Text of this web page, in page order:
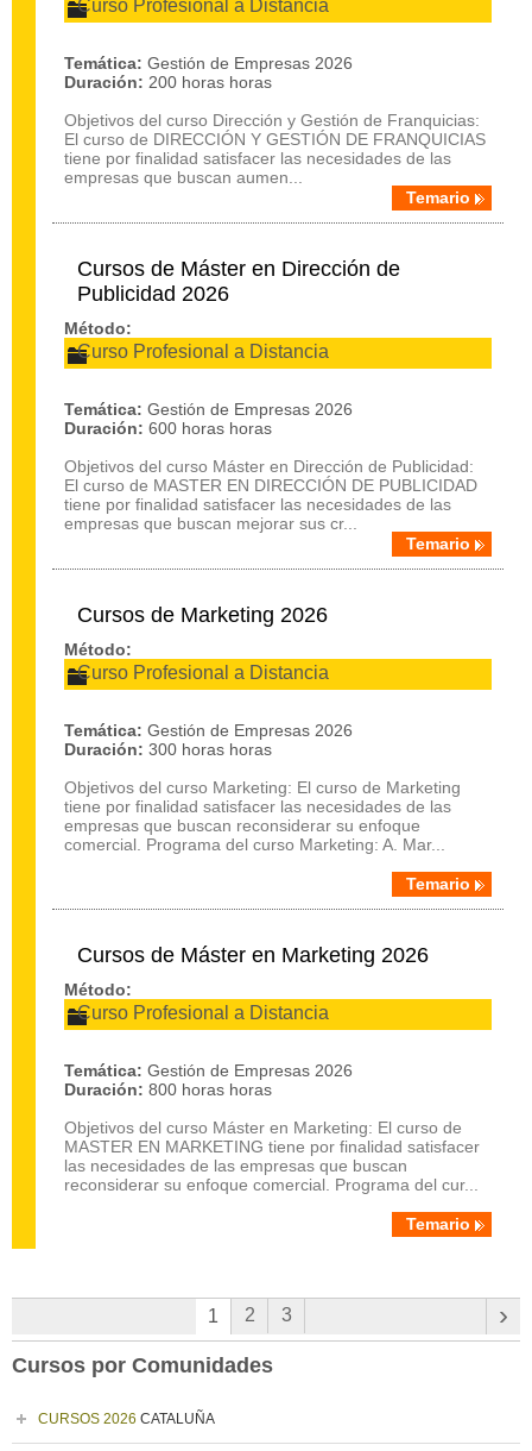
Curso Profesional a Distancia
Temática: Gestión de Empresas 2026
Duración: 200 horas horas
Objetivos del curso Dirección y Gestión de Franquicias:
El curso de DIRECCIÓN Y GESTIÓN DE FRANQUICIAS
tiene por finalidad satisfacer las necesidades de las
empresas que buscan aumen...
Temario
Cursos de Máster en Dirección de
Publicidad 2026
Método:
Curso Profesional a Distancia
Temática: Gestión de Empresas 2026
Duración: 600 horas horas
Objetivos del curso Máster en Dirección de Publicidad:
El curso de MASTER EN DIRECCIÓN DE PUBLICIDAD
tiene por finalidad satisfacer las necesidades de las
empresas que buscan mejorar sus cr...
Temario
Cursos de Marketing 2026
Método:
Curso Profesional a Distancia
Temática: Gestión de Empresas 2026
Duración: 300 horas horas
Objetivos del curso Marketing: El curso de Marketing
tiene por finalidad satisfacer las necesidades de las
empresas que buscan reconsiderar su enfoque
comercial. Programa del curso Marketing: A. Mar...
Temario
Cursos de Máster en Marketing 2026
Método:
Curso Profesional a Distancia
Temática: Gestión de Empresas 2026
Duración: 800 horas horas
Objetivos del curso Máster en Marketing: El curso de
MASTER EN MARKETING tiene por finalidad satisfacer
las necesidades de las empresas que buscan
reconsiderar su enfoque comercial. Programa del cur...
Temario
1 2 3 ›
Cursos por Comunidades
CURSOS 2026 CATALUÑA